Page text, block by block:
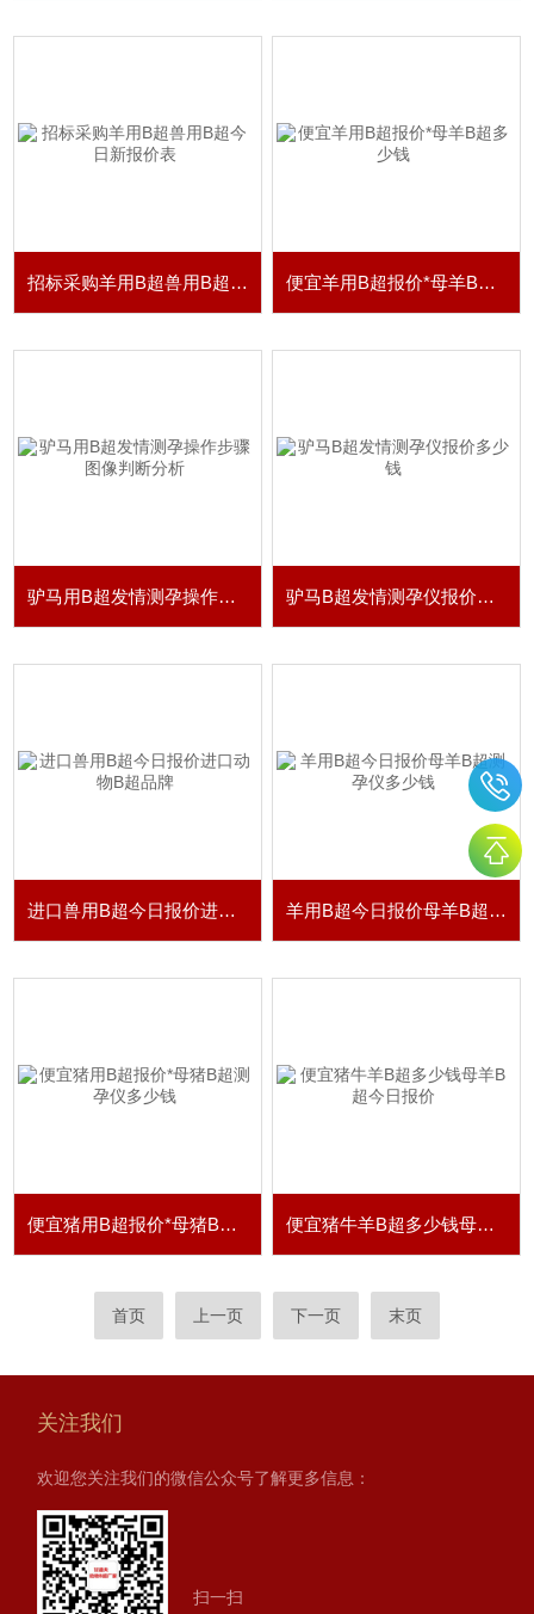
招标采购羊用B超兽用B超今日新报价表 便宜羊用B超报价*母羊B超多少钱
驴马用B超发情测孕操作步骤图像判断分析 驴马B超发情测孕仪报价多少钱
进口兽用B超今日报价进口动物B超品牌 羊用B超今日报价母羊B超测孕仪多少钱
便宜猪用B超报价*母猪B超测孕仪多少钱 便宜猪牛羊B超多少钱母羊B超今日报价
首页 上一页 下一页 末页
关注我们
欢迎您关注我们的微信公众号了解更多信息：
扫一扫